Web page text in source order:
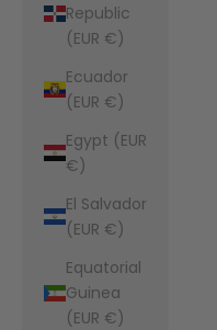
Republic
(EUR €)
Ecuador
(EUR €)
Egypt (EUR
€)
El Salvador
(EUR €)
Equatorial
Guinea
(EUR €)